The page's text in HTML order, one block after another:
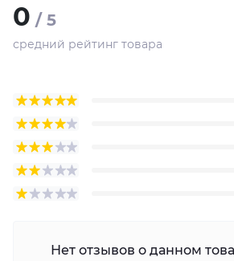
0 / 5
средний рейтинг товара
Нет отзывов о данном